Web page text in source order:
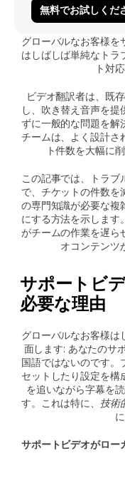
無料でお試しくだ
グローバルなお客様を
はしばしば単純なトラ
ト対
ビデオ翻訳者は、既
し、吹き替え音声を
ずに一般的な問題を解
チームは、よく設計さ
ト件数を大幅に
この記事では、トラブ
で、チケットの件数を
の専門知識が必要な複
にする方法を示します
がチームの作業を遅ら
オコンテンツ
サポートビ
必要な理由
グローバルなお客様は
面します: あなたのサ
国語ではないのです。
セットしたり設定を構
を追いながら字幕を
す。これは特に、 技術
サポートビデオがロー